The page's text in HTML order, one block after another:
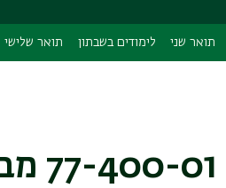
תואר שני לימודים בשבתון תואר שלישי